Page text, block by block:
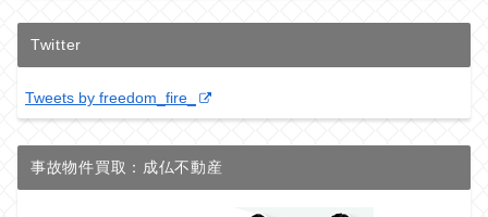
Twitter
Tweets by freedom_fire_
事故物件買取：成仏不動産